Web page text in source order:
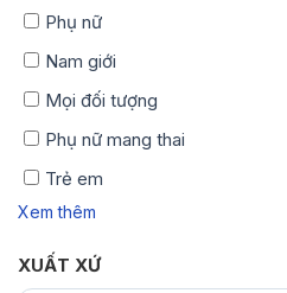
Phụ nữ
Nam giới
Mọi đối tượng
Phụ nữ mang thai
Trẻ em
Xem thêm
XUẤT XỨ